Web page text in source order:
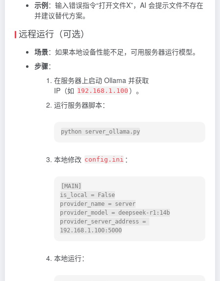
示例：输入错误指令“打开文件X”，AI 会提示文件不存在
并建议替代方案。
远程运行（可选）
场景：如果本地设备性能不足，可用服务器运行模型。
步骤：
在服务器上启动 Ollama 并获取
IP（如 192.168.1.100 ）。
运行服务器脚本：
本地修改 config.ini ：
[MAIN]
is_local = False
provider_name = server
provider_model = deepseek-r1:14b
provider_server_address =
本地运行：